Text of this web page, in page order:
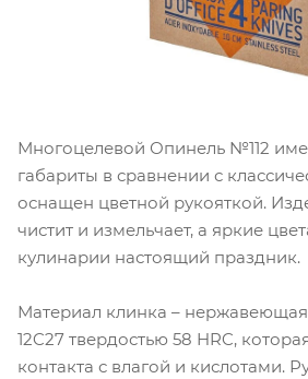
Многоцелевой Опинель №112
габариты в сравнении с
оснащен цветной рукояткой.
чистит и измельчает, а яркие
кулинарии настоящий праздник.
Материал клинка – нержавеющая
12C27 твердостью 58 HRC,
контакта с влагой и кислотами.